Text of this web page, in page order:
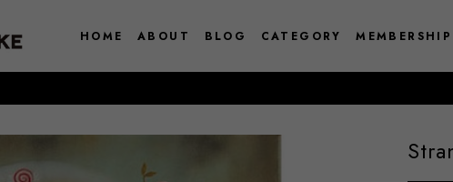
HOME ABOUT BLOG CATEGORY MEMBERSHIP